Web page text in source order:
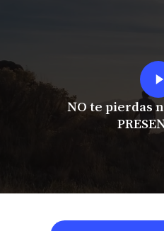
Play
Video
NO te pierdas